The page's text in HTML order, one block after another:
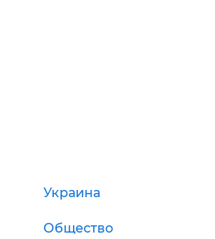
Украина
Общество